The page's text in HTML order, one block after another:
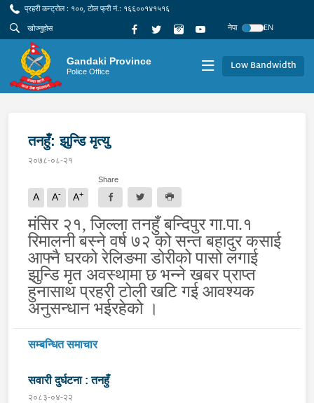
प्रहरी कन्ट्रोल : १००, टोल फ्री नं.: १६६००१४१५१६
नेपा
EN
Gandaki Province
Police Office Low Bandwidth
तनहुँ: झुन्डि मृत्यु
२०७८-०८-२१
A A- A+
Share
मंसिर २१, जिल्ला तनहुँ बन्दिपुर गा.पा.१
रिमालनी बस्ने वर्ष ७२ को सन्त बहादुर कसाई
आफ्नै घरको रेलिङमा डोरीको पासो लगाई
झुन्डि मृत अवस्थामा छ भन्ने खबर प्राप्त
हुनासाथ प्रहरी टोली खटि गई आवश्यक
अनुसन्धान भईरहेको ।
सम्बन्धित समाचार
सवारी दुर्घटना : तनहुँ
२०८३-०४-२२